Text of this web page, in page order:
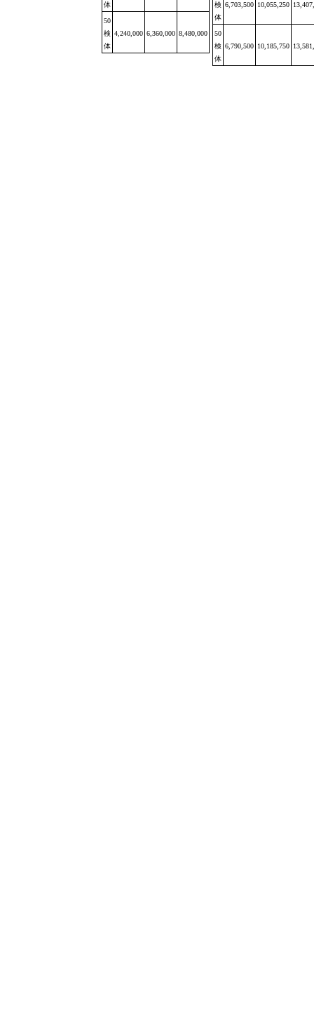
体
50
検
体
4,240,000 6,360,000 8,480,000
検
体
6,703,500 10,055,250
50
検
体
6,790,500 10,185,750